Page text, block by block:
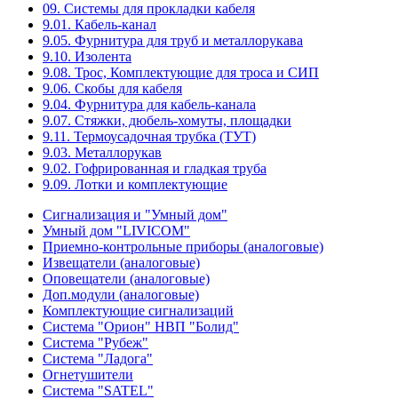
09. Системы для прокладки кабеля
9.01. Кабель-канал
9.05. Фурнитура для труб и металлорукава
9.10. Изолента
9.08. Трос, Комплектующие для троса и СИП
9.06. Скобы для кабеля
9.04. Фурнитура для кабель-канала
9.07. Стяжки, дюбель-хомуты, площадки
9.11. Термоусадочная трубка (ТУТ)
9.03. Металлорукав
9.02. Гофрированная и гладкая труба
9.09. Лотки и комплектующие
Сигнализация и "Умный дом"
Умный дом "LIVICOM"
Приемно-контрольные приборы (аналоговые)
Извещатели (аналоговые)
Оповещатели (аналоговые)
Доп.модули (аналоговые)
Комплектующие сигнализаций
Система "Орион" НВП "Болид"
Система "Рубеж"
Система "Ладога"
Огнетушители
Система "SATEL"